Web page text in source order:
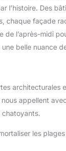
l’histoire. Des
chaque façade
de l’après-midi
belle nuance
architecturales
appellent
les